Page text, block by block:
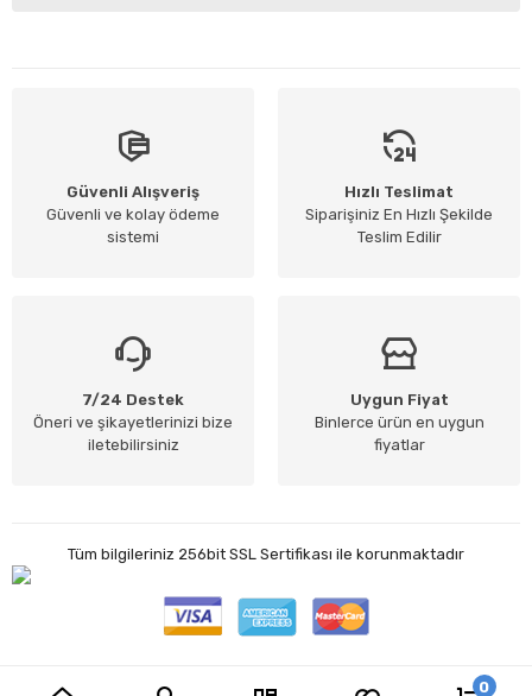
Güvenli Alışveriş
Güvenli ve kolay ödeme
sistemi
Hızlı Teslimat
Siparişiniz En Hızlı Şekilde
Teslim Edilir
7/24 Destek
Öneri ve şikayetlerinizi bize
iletebilirsiniz
Uygun Fiyat
Binlerce ürün en uygun
fiyatlar
Tüm bilgileriniz 256bit SSL Sertifikası ile korunmaktadır
0